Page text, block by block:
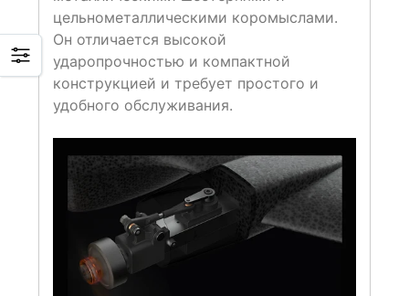
цельнометаллическими коромыслами.
Он отличается высокой
ударопрочностью и компактной
конструкцией и требует простого и
удобного обслуживания.